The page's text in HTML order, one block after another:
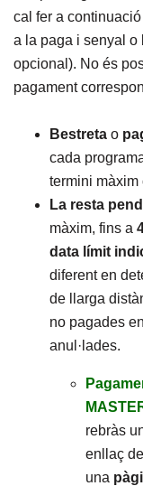
cal fer a
a la paga i senyal o
opcional). No és
pagament
Bestreta o
cada
termini màxim
La resta
màxim, fins a
data límit
diferent en
de llarga
no pagades
anul·lades.
rebràs
enllaç
una